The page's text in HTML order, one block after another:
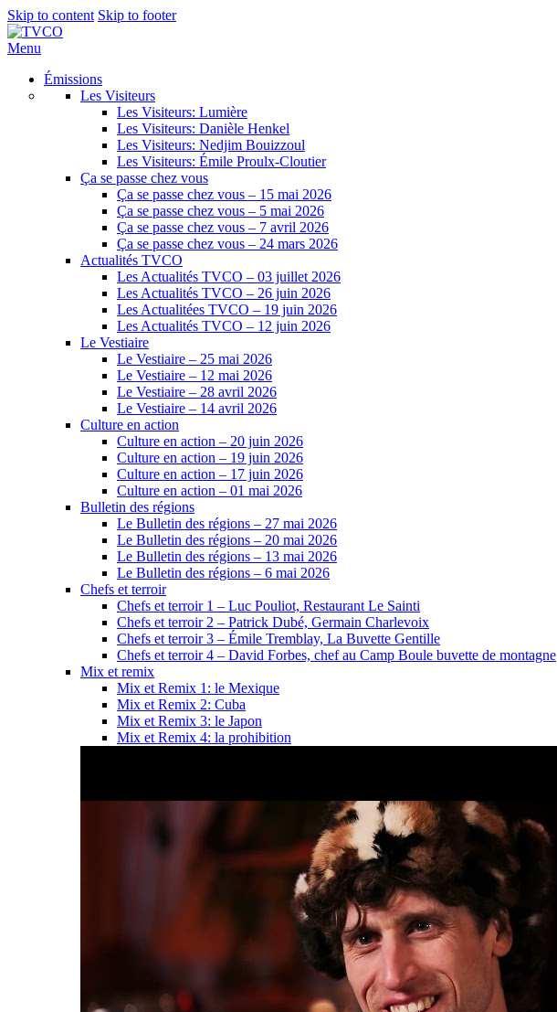
Skip to content Skip to footer
Menu
Émissions
Les Visiteurs
Les Visiteurs: Lumière
Les Visiteurs: Danièle Henkel
Les Visiteurs: Nedjim Bouizzoul
Les Visiteurs: Émile Proulx-Cloutier
Ça se passe chez vous
Ça se passe chez vous – 15 mai 2026
Ça se passe chez vous – 5 mai 2026
Ça se passe chez vous – 7 avril 2026
Ça se passe chez vous – 24 mars 2026
Actualités TVCO
Les Actualités TVCO – 03 juillet 2026
Les Actualités TVCO – 26 juin 2026
Les Actualitées TVCO – 19 juin 2026
Les Actualités TVCO – 12 juin 2026
Le Vestiaire
Le Vestiaire – 25 mai 2026
Le Vestiaire – 12 mai 2026
Le Vestiaire – 28 avril 2026
Le Vestiaire – 14 avril 2026
Culture en action
Culture en action – 20 juin 2026
Culture en action – 19 juin 2026
Culture en action – 17 juin 2026
Culture en action – 01 mai 2026
Bulletin des régions
Le Bulletin des régions – 27 mai 2026
Le Bulletin des régions – 20 mai 2026
Le Bulletin des régions – 13 mai 2026
Le Bulletin des régions – 6 mai 2026
Chefs et terroir
Chefs et terroir 1 – Luc Pouliot, Restaurant Le Sainti
Chefs et terroir 2 – Patrick Dubé, Germain Charlevoix
Chefs et terroir 3 – Émile Tremblay, La Buvette Gentille
Chefs et terroir 4 – David Forbes, chef au Camp Boule buvette de montagne
Mix et remix
Mix et Remix 1: le Mexique
Mix et Remix 2: Cuba
Mix et Remix 3: le Japon
Mix et Remix 4: la prohibition